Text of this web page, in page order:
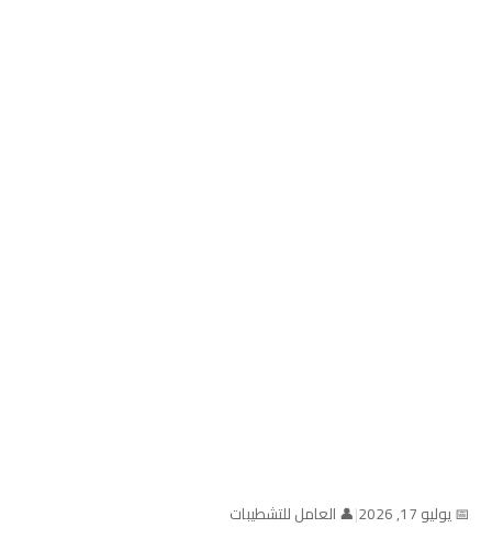
📅 يوليو 17, 2026 |👤 العامل للتشطيبات